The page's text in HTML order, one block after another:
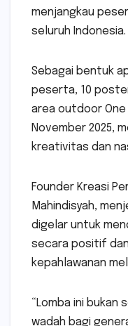
menjangkau
seluruh Indonesia.
Sebagai bentuk
peserta, 10
area outdoor
November 2025,
kreativitas dan
Founder Kreasi
Mahindisyah,
digelar untuk
secara positif
kepahlawanan
“Lomba ini bukan
wadah bagi